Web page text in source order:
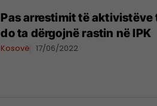
Pas arrestimit të aktivistëve
do ta dërgojnë rastin në IPK
Kosovë 17/06/2022